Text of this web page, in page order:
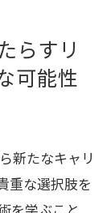
らすリ
可能性
新たなキャリ
重な選択肢を